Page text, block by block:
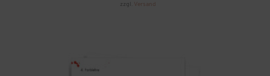
zzgl. Versand